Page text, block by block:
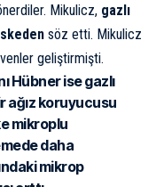
Mikulicz, gazlı
söz etti. Mikulicz
geliştirmişti.
Hübner ise gazlı
ağız koruyucusu
mikroplu
daha
mikrop